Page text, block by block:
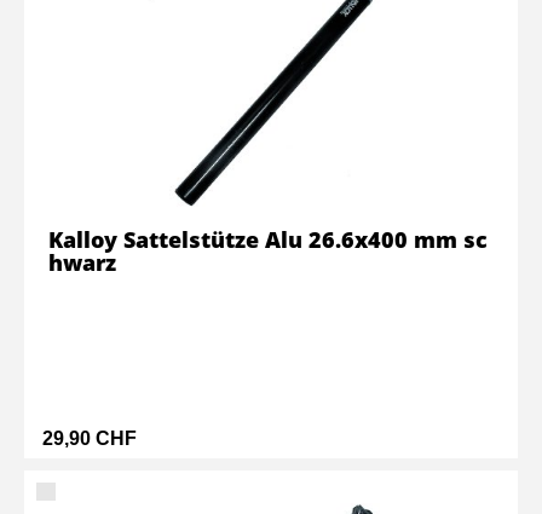
29,90 CHF
Kalloy Sattelstütze Alu 26.6x400 mm sc
hwarz